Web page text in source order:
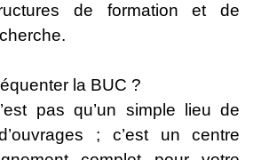
de formation et de
la BUC ?
pas qu’un simple lieu de
; c’est un centre